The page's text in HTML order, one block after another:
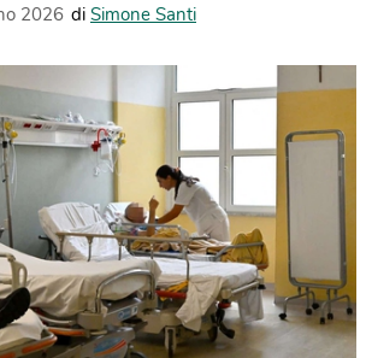
2026 di Simone Santi